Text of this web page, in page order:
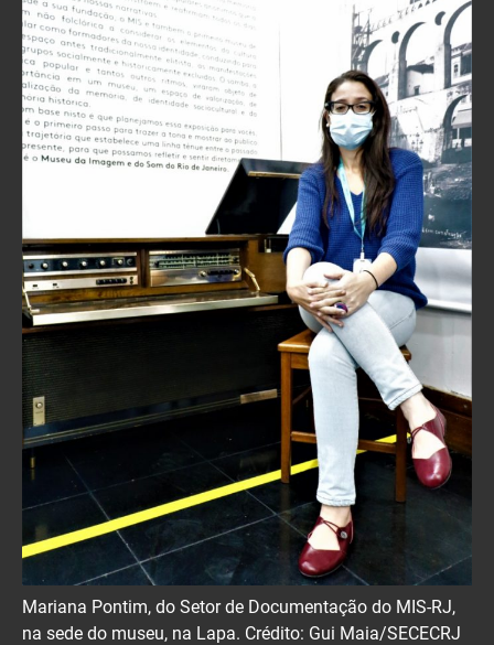
Mariana Pontim, do Setor de Documentação do MIS-RJ,
na sede do museu, na Lapa. Crédito: Gui Maia/SECECRJ